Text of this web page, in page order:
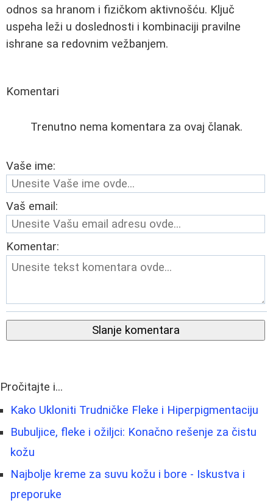
odnos sa hranom i fizičkom aktivnošću. Ključ
uspeha leži u doslednosti i kombinaciji pravilne
ishrane sa redovnim vežbanjem.
Komentari
Trenutno nema komentara za ovaj članak.
Vaše ime:
Vaš email:
Komentar:
Slanje komentara
Pročitajte i...
Kako Ukloniti Trudničke Fleke i Hiperpigmentaciju
Bubuljice, fleke i ožiljci: Konačno rešenje za čistu
kožu
Najbolje kreme za suvu kožu i bore - Iskustva i
preporuke